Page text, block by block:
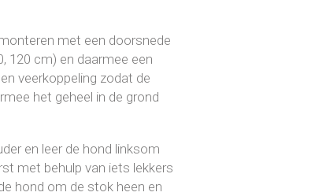
met een doorsnede
120 cm) en daarmee een
veerkoppeling zodat de
het geheel in de grond
en leer de hond linksom
met behulp van iets lekkers
hond om de stok heen en